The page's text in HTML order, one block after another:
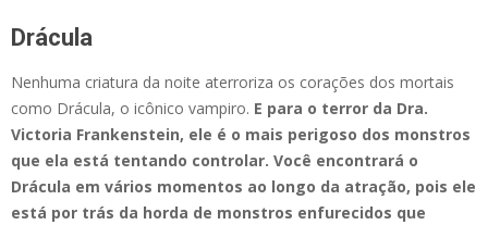
Drácula
Nenhuma criatura da noite aterroriza os corações dos mortais
como Drácula, o icônico vampiro. E para o terror da Dra.
Victoria Frankenstein, ele é o mais perigoso dos monstros
que ela está tentando controlar. Você encontrará o
Drácula em vários momentos ao longo da atração, pois ele
está por trás da horda de monstros enfurecidos que